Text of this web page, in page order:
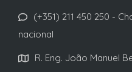
(+351) 211 450 250 -
nacional
R. Eng. João Manuel